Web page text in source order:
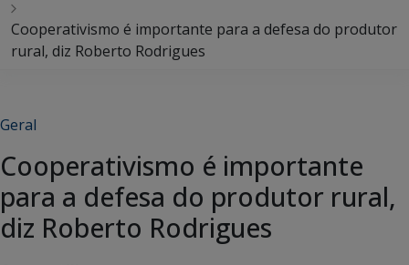
Cooperativismo é importante para a defesa do produtor
rural, diz Roberto Rodrigues
Geral
Cooperativismo é importante
para a defesa do produtor rural,
diz Roberto Rodrigues